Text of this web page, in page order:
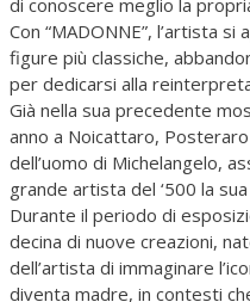
di conoscere meglio la
Con “MADONNE”, l’artista
figure più classiche,
per dedicarsi alla
Già nella sua precedente
anno a Noicattaro,
dell’uomo di Michelangelo,
grande artista del ‘500 la
Durante il periodo di
decina di nuove creazioni,
dell’artista di immaginare
diventa madre, in contesti